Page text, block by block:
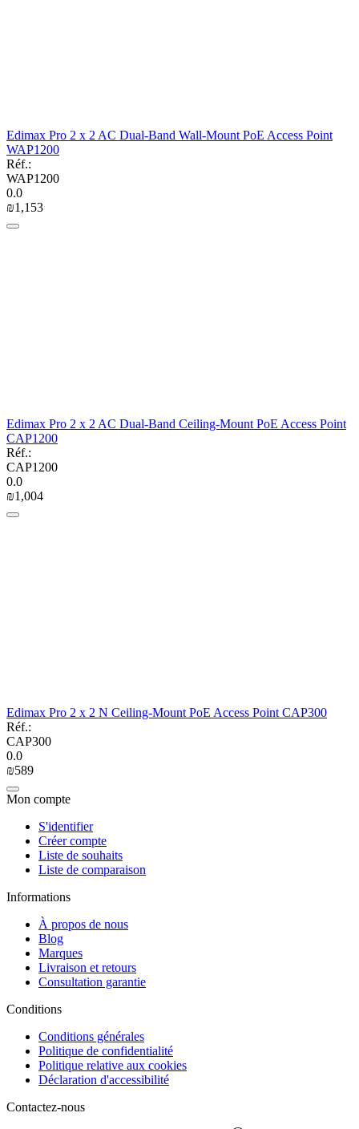
Edimax Pro 2 x 2 AC Dual-Band Wall-Mount PoE Access Point
WAP1200
Réf.:
WAP1200
0.0
₪1,153
Edimax Pro 2 x 2 AC Dual-Band Ceiling-Mount PoE Access Point
CAP1200
Réf.:
CAP1200
0.0
₪1,004
Edimax Pro 2 x 2 N Ceiling-Mount PoE Access Point CAP300
Réf.:
CAP300
0.0
₪‍589‍
Mon compte
S'identifier
Créer compte
Liste de souhaits
Liste de comparaison
Informations
À propos de nous
Blog
Marques
Livraison et retours
Consultation garantie
Сonditions
Conditions générales
Politique de confidentialité
Politique relative aux cookies
Déclaration d'accessibilité
Contactez-nous